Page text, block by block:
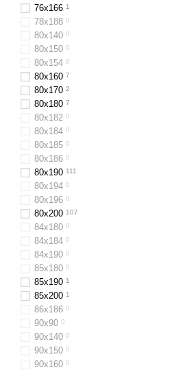
76x166 1
78х188 0
80х140 0
80x150 0
80х154 0
80х160 7
80x170 2
80х180 7
80х182 0
80х184 0
80х185 0
80x186 0
80x190 111
80х194 0
80х196 0
80x200 107
84х180 0
84x184 0
84х190 0
85х180 0
85х190 1
85х200 1
86х186 0
90х90 0
90х140 0
90x150 0
90x160 0